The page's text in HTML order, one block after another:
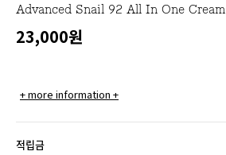
Advanced Snail 92 All In One Cream
23,000원
+ more information +
적립금